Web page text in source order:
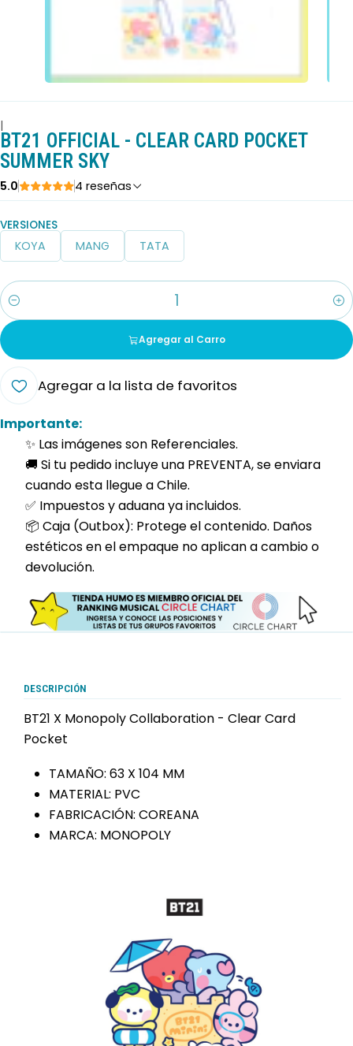
|
BT21 OFFICIAL - CLEAR CARD POCKET
SUMMER SKY
5.0 4 reseñas
VERSIONES
KOYA MANG TATA
Cantidad
Agregar al Carro
Agregar a la lista de favoritos
Importante:
✨ Las imágenes son Referenciales.
🚚 Si tu pedido incluye una PREVENTA, se enviara
cuando esta llegue a Chile.
✅ Impuestos y aduana ya incluidos.
📦 Caja (Outbox): Protege el contenido. Daños
estéticos en el empaque no aplican a cambio o
devolución.
DESCRIPCIÓN
BT21 X Monopoly Collaboration - Clear Card
Pocket
TAMAÑO: 63 X 104 MM
MATERIAL: PVC
FABRICACIÓN: COREANA
MARCA: MONOPOLY